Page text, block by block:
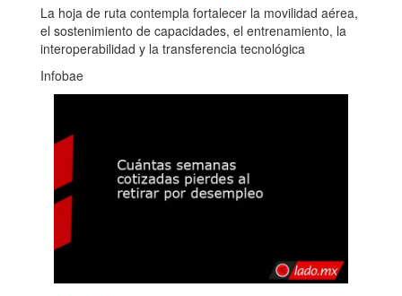
La hoja de ruta contempla fortalecer la movilidad aérea,
el sostenimiento de capacidades, el entrenamiento, la
interoperabilidad y la transferencia tecnológica
Infobae